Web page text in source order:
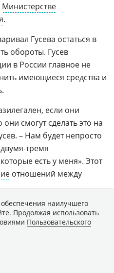
Министерстве
.
Гусева остаться в
обороты. Гусев
в России главное не
имеющиеся средства и
если они
они смогут сделать это на
– Нам будет непросто
тремя
есть у меня». Этот
отношений между
и Гусева
старый знакомый –
правоохранительные
наилучшего
Продолжая использовать
Пользовательского